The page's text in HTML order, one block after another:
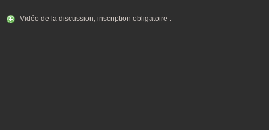
Vidéo de la discussion, inscription obligatoire :